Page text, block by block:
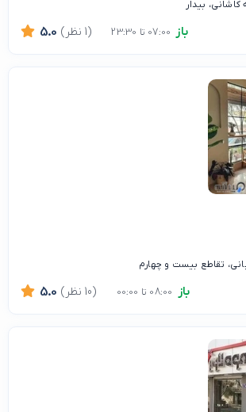
کاشانی، بیدار
باز 5.0 (1 نظر)
تقاطع بیست و چهارم
باز 5.0 (10 نظر)